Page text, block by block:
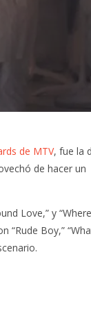
de MTV, fue la
de hacer un
Love,” y “Where
Boy,”